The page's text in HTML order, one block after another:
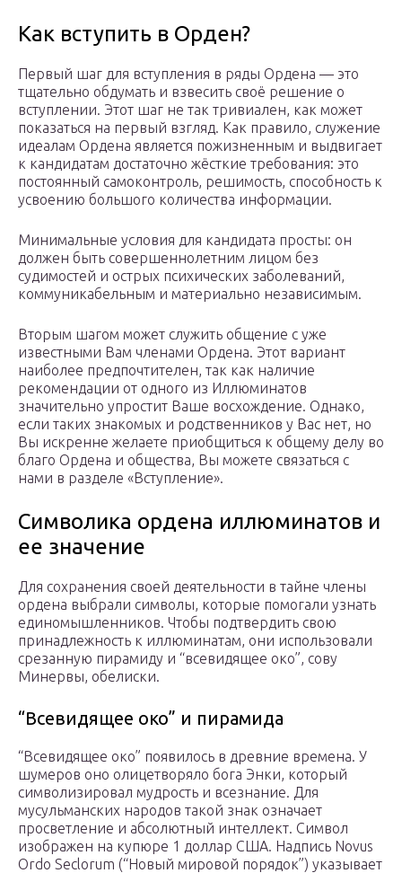
Как вступить в Орден?
Первый шаг для вступления в ряды Ордена — это
тщательно обдумать и взвесить своё решение о
вступлении. Этот шаг не так тривиален, как может
показаться на первый взгляд. Как правило, служение
идеалам Ордена является пожизненным и выдвигает
к кандидатам достаточно жёсткие требования: это
постоянный самоконтроль, решимость, способность к
усвоению большого количества информации.
Минимальные условия для кандидата просты: он
должен быть совершеннолетним лицом без
судимостей и острых психических заболеваний,
коммуникабельным и материально независимым.
Вторым шагом может служить общение с уже
известными Вам членами Ордена. Этот вариант
наиболее предпочтителен, так как наличие
рекомендации от одного из Иллюминатов
значительно упростит Ваше восхождение. Однако,
если таких знакомых и родственников у Вас нет, но
Вы искренне желаете приобщиться к общему делу во
благо Ордена и общества, Вы можете связаться с
нами в разделе «Вступление».
Символика ордена иллюминатов и
ее значение
Для сохранения своей деятельности в тайне члены
ордена выбрали символы, которые помогали узнать
единомышленников. Чтобы подтвердить свою
принадлежность к иллюминатам, они использовали
срезанную пирамиду и “всевидящее око”, сову
Минервы, обелиски.
“Всевидящее око” и пирамида
“Всевидящее око” появилось в древние времена. У
шумеров оно олицетворяло бога Энки, который
символизировал мудрость и всезнание. Для
мусульманских народов такой знак означает
просветление и абсолютный интеллект. Символ
изображен на купюре 1 доллар США. Надпись Novus
Ordo Seclorum (“Новый мировой порядок”) указывает